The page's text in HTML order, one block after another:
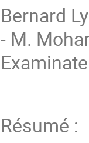
Bernard
- M.
Résumé :